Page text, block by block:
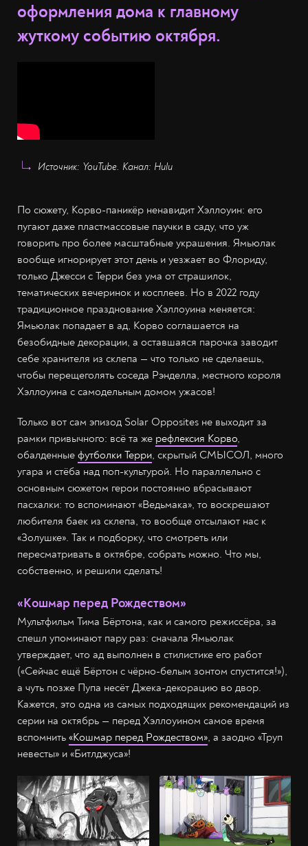
оформления дома к главному
жуткому событию октября.
Источник: YouTube. Канал: Hulu
По сюжету, Корво-паникёр ненавидит Хэллоуин: его
пугают даже пластмассовые паучки в саду, что уж
говорить про более масштабные украшения. Ямьюлак
вообще игнорирует этот день и уезжает во Флориду,
только Джесси с Терри без ума от страшилок,
тематических вечеринок и косплеев. Но в 2022 году
традиционное празднование Хэллоуина меняется:
Ямьюлак попадает в ад, Корво соглашается на
безобидные декорации, а оставшаяся парочка заводит
себе хранителя из склепа — что только не сделаешь,
чтобы перещеголять соседа Рэнделла, местного короля
Хэллоуина с самодельным домом ужасов!
Только вот сам эпизод Solar Opposites не выходит за
рамки привычного: всё та же рефлексия Корво,
обалденные футболки Терри, скрытый СМЫСОЛ, много
угара и стёба над поп-культурой. Но параллельно с
основным сюжетом герои постоянно вбрасывают
пасхалки: то вспоминают «Ведьмака», то воскрешают
любителя баек из склепа, то вообще отсылают нас к
«Золушке». Так и подборку, что смотреть или
пересматривать в октябре, собрать можно. Что мы,
собственно, и решили сделать!
«Кошмар перед Рождеством»
Мультфильм Тима Бёртона, как и самого режиссёра, за
спешл упоминают пару раз: сначала Ямьюлак
утверждает, что ад выполнен в стилистике его работ
(«Сейчас ещё Бёртон с чёрно-белым зонтом спустится!»),
а чуть позже Пупа несёт Джека-декорацию во двор.
Кажется, это одна из самых подходящих рекомендаций из
серии на октябрь — перед Хэллоуином самое время
вспомнить «Кошмар перед Рождеством», а заодно «Труп
невесты» и «Битлджуса»!